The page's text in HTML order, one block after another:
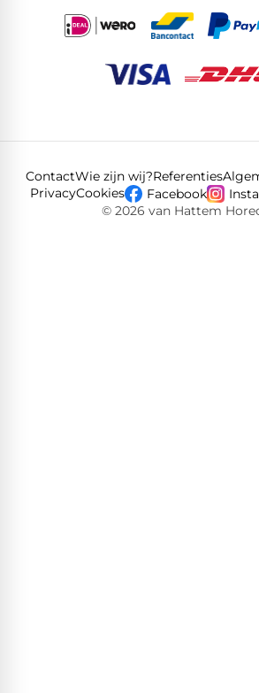
ContactWie zijn wij?Referenties
PrivacyCookies Facebook
© 2026 van Hattem